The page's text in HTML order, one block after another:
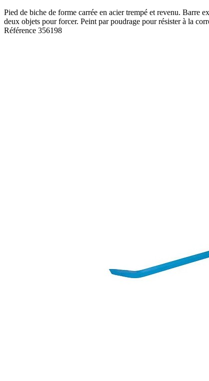
Pied de biche de forme carrée en acier trempé et revenu. Barre
deux objets pour forcer. Peint par poudrage pour résister à la
Référence 356198